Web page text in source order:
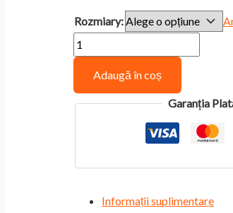
de
prețuri:
la
434,00 lei
Rozmiary:
Cantitate
Import
placeholder
for
Adaugă în coș
Garanția
Informații suplimentare